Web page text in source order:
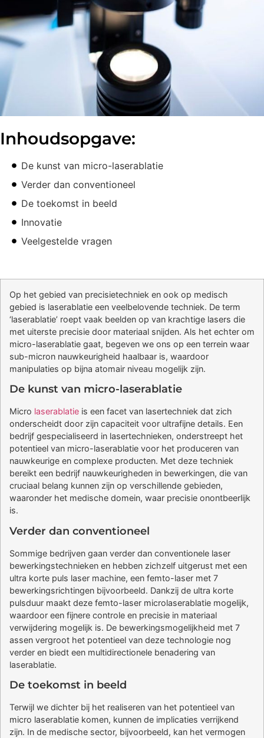
Inhoudsopgave:
De kunst van micro-laserablatie
Verder dan conventioneel
De toekomst in beeld
Innovatie
Veelgestelde vragen
Op het gebied van precisietechniek en ook op medisch
gebied is laserablatie een veelbelovende techniek. De term
‘laserablatie’ roept vaak beelden op van krachtige lasers die
met uiterste precisie door materiaal snijden. Als het echter om
micro-laserablatie gaat, begeven we ons op een terrein waar
sub-micron nauwkeurigheid haalbaar is, waardoor
manipulaties op bijna atomair niveau mogelijk zijn.
De kunst van micro-laserablatie
Micro laserablatie is een facet van lasertechniek dat zich
onderscheidt door zijn capaciteit voor ultrafijne details. Een
bedrijf gespecialiseerd in lasertechnieken, onderstreept het
potentieel van micro-laserablatie voor het produceren van
nauwkeurige en complexe producten. Met deze techniek
bereikt een bedrijf nauwkeurigheden in bewerkingen, die van
cruciaal belang kunnen zijn op verschillende gebieden,
waaronder het medische domein, waar precisie onontbeerlijk
is.
Verder dan conventioneel
Sommige bedrijven gaan verder dan conventionele laser
bewerkingstechnieken en hebben zichzelf uitgerust met een
ultra korte puls laser machine, een femto-laser met 7
bewerkingsrichtingen bijvoorbeeld. Dankzij de ultra korte
pulsduur maakt deze femto-laser microlaserablatie mogelijk,
waardoor een fijnere controle en precisie in materiaal
verwijdering mogelijk is. De bewerkingsmogelijkheid met 7
assen vergroot het potentieel van deze technologie nog
verder en biedt een multidirectionele benadering van
laserablatie.
De toekomst in beeld
Terwijl we dichter bij het realiseren van het potentieel van
micro laserablatie komen, kunnen de implicaties verrijkend
zijn. In de medische sector, bijvoorbeeld, kan het vermogen